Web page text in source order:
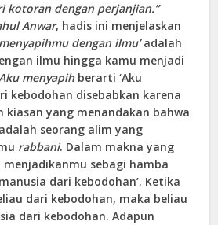
kotoran dengan perjanjian.”
Anwar, hadis ini menjelaskan
menyapihmu dengan ilmu’adalah
ilmu hingga kamu menjadi
menyapih berarti ‘Aku
kebodohan disebabkan karena
kiasan yang menandakan bahwa
seorang alim yang
rabbani. Dalam makna yang
menjadikanmu sebagi hamba
dari kebodohan’. Ketika
dari kebodohan, maka beliau
dari kebodohan. Adapun